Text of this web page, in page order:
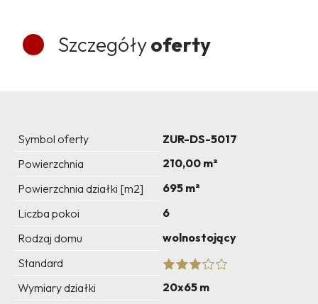
Szczegółyoferty
Symbol oferty
ZUR-DS-5017
Powierzchnia
210,00 m²
Powierzchnia działki [m2]
695 m²
Liczba pokoi
6
Rodzaj domu
wolnostojący
Standard
Wymiary działki
20x65 m